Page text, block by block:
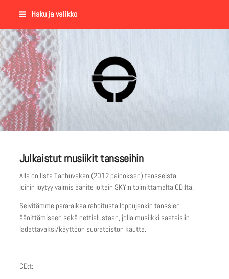
Siirry
sisältöön
Haku ja valikko
Suomalaisen Kansantanssin
Julkaistut musiikit tansseihin
Alla on lista Tanhuvakan (2012 painoksen) tansseista
joihin löytyy valmis äänite joltain SKY:n toimittamalta CD:ltä.
Selvitämme para-aikaa rahoitusta loppujenkin tanssien
äänittämiseen sekä nettialustaan, jolla musiikki saataisiin
ladattavaksi/käyttöön suoratoiston kautta.
CD:t: